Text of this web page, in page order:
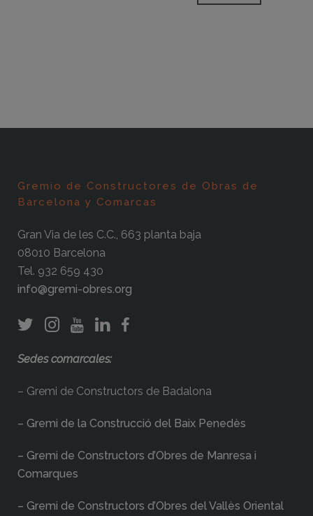
Gremio de Constructores de Obras de
Barcelona y Comarcas
Gran Via de les C.C., 663 planta baja
08010 Barcelona
Tel. 932 659 430
info@gremi-obres.org
Sedes comarcales:
– Gremi de Constructors de Badalona
– Gremi de la Construcció del Baix Penedès
– Gremi de Constructors d’Obres de Manresa i
Comarques
– Gremi de Constructors d’Obres del Vallès Oriental